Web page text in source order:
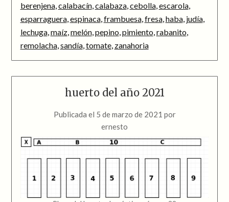
berenjena,calabacín,calabaza,cebolla,escarola,
esparraguera,espinaca,frambuesa,fresa,haba, judía,
lechuga,maíz,melón,pepino,pimiento,rabanito,
remolacha,sandía,tomate, zanahoria
huerto del año 2021
Publicada el 5 de marzo de 2021 por
ernesto